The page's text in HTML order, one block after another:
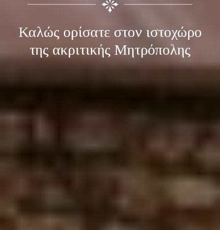
Καλώς ορίσατε στον ιστοχώρο
της ακριτικής Μητρόπολης